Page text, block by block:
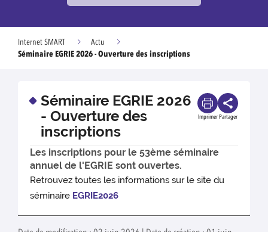
Internet SMART
Actu
Séminaire EGRIE 2026 - Ouverture des inscriptions
Séminaire EGRIE 2026
- Ouverture des
inscriptions
Imprimer Partager
Les inscriptions pour le 53ème séminaire
annuel de l'EGRIE sont ouvertes.
Retrouvez toutes les informations sur le site du
séminaire EGRIE2026